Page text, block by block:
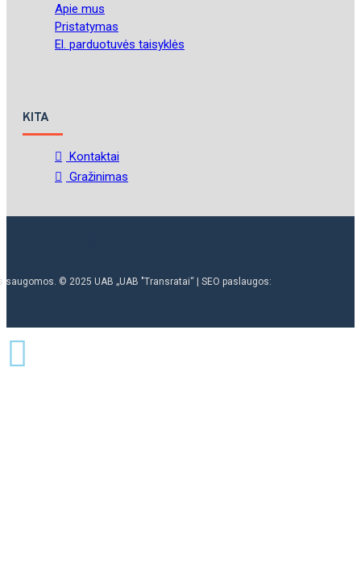
Apie mus
Pristatymas
El. parduotuvės taisyklės
KITA
Kontaktai
Gražinimas
saugomos. © 2025 UAB „UAB "Transratai“ | SEO paslaugos: